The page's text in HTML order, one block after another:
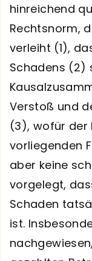
hinreichend
Rechtsnorm,
verleiht (1),
Schadens (2)
Verstoß und
(3), wofür der
vorliegenden
aber keine
vorgelegt,
Schaden
ist.